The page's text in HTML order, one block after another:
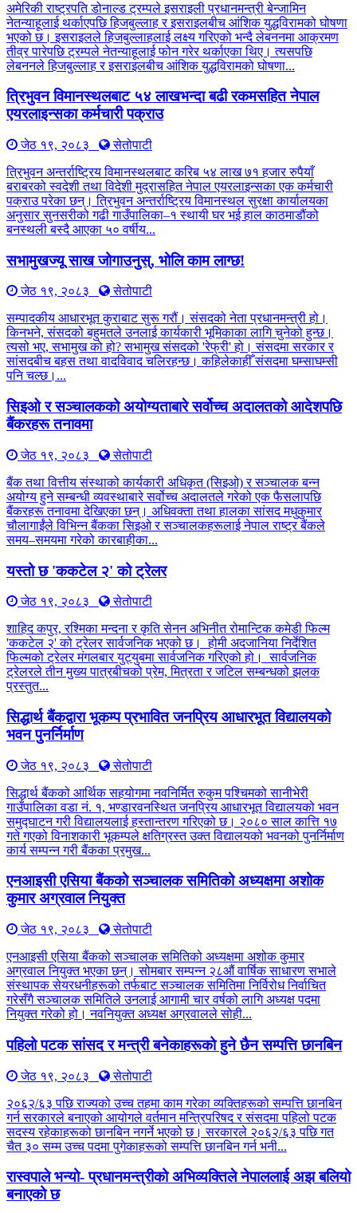
अमेरिकी राष्ट्रपति डोनाल्ड ट्रम्पले इसराइली प्रधानमन्त्री बेन्जामिन
नेतन्याहूलाई थर्काएपछि हिजबुल्लाह र इसराइलबीच आंशिक युद्धविरामको घोषणा
भएको छ। इसराइलले हिजबुल्लाहलाई लक्ष्य गरिएको भन्दै लेबननमा आक्रमण
तीव्र पारेपछि ट्रम्पले नेतन्याहूलाई फोन गरेर थर्काएका थिए। त्यसपछि
लेबननले हिजबुल्लाह र इसराइलबीच आंशिक युद्धविरामको घोषणा...
त्रिभुवन विमानस्थलबाट ५४ लाखभन्दा बढी रकमसहित नेपाल
एयरलाइन्सका कर्मचारी पक्राउ
जेठ १९, २०८३
सेतोपाटी
त्रिभुवन अन्तर्राष्ट्रिय विमानस्थलबाट करिब ५४ लाख ७१ हजार रुपैयाँ
बराबरको स्वदेशी तथा विदेशी मुद्रासहित नेपाल एयरलाइन्सका एक कर्मचारी
पक्राउ परेका छन्। त्रिभुवन अन्तर्राष्ट्रिय विमानस्थल सुरक्षा कार्यालयका
अनुसार सुनसरीको गढी गाउँपालिका–१ स्थायी घर भई हाल काठमाडौंको
बनस्थली बस्दै आएका ५० वर्षीय...
सभामुखज्यू साख जोगाउनुस्, भोलि काम लाग्छ!
जेठ १९, २०८३
सेतोपाटी
सम्पादकीय आधारभूत कुराबाट सुरू गरौं। संसदको नेता प्रधानमन्त्री हो।
किनभने, संसदको बहुमतले उनलाई कार्यकारी भूमिकाका लागि चुनेको हुन्छ।
त्यसो भए, सभामुख को हो? सभामुख संसदको 'रेफ्री' हो। संसदमा सरकार र
सांसदबीच बहस तथा वादविवाद चलिरहन्छ। कहिलेकाहीँ संसदमा घम्साघम्सी
पनि चल्छ।...
सिइओ र सञ्चालकको अयोग्यताबारे सर्वोच्च अदालतको आदेशपछि
बैंकरहरू तनावमा
जेठ १९, २०८३
सेतोपाटी
बैंक तथा वित्तीय संस्थाको कार्यकारी अधिकृत (सिइओ) र सञ्चालक बन्न
अयोग्य हुने सम्बन्धी व्यवस्थाबारे सर्वोच्च अदालतले गरेको एक फैसलापछि
बैंकरहरू तनावमा देखिएका छन्। अधिवक्ता तथा हालका सांसद मधुकुमार
चौलागाईंले विभिन्न बैंकका सिइओ र सञ्चालकहरूलाई नेपाल राष्ट्र बैंकले
समय–समयमा गरेको कारबाहीका...
यस्तो छ 'ककटेल २' को ट्रेलर
जेठ १९, २०८३
सेतोपाटी
शाहिद कपुर, रश्मिका मन्दना र कृति सेनन अभिनीत रोमान्टिक कमेडी फिल्म
'ककटेल २' को ट्रेलर सार्वजनिक भएको छ। होमी अदजानिया निर्देशित
फिल्मको ट्रेलर मंगलबार युट्युबमा सार्वजनिक गरिएको हो। सार्वजनिक
ट्रेलरले तीन मुख्य पात्रबीचको प्रेम, मित्रता र जटिल सम्बन्धको झलक
प्रस्तुत...
सिद्धार्थ बैंकद्वारा भूकम्प प्रभावित जनप्रिय आधारभूत विद्यालयको
भवन पुनर्निर्माण
जेठ १९, २०८३
सेतोपाटी
सिद्धार्थ बैंकको आर्थिक सहयोगमा नवनिर्मित रुकुम पश्चिमको सानीभेरी
गाउँपालिका वडा नं. १, भण्डारवनस्थित जनप्रिय आधारभूत विद्यालयको भवन
समुद्घाटन गरी विद्यालयलाई हस्तान्तरण गरिएको छ। २०८० साल कात्ति १७
गते गएको विनाशकारी भूकम्पले क्षतिग्रस्त उक्त विद्यालयको भवनको पुनर्निर्माण
कार्य सम्पन्न गरी बैंकका प्रमुख...
एनआइसी एसिया बैंकको सञ्चालक समितिको अध्यक्षमा अशोक
कुमार अग्रवाल नियुक्त
जेठ १९, २०८३
सेतोपाटी
एनआइसी एसिया बैंकको सञ्चालक समितिको अध्यक्षमा अशोक कुमार
अग्रवाल नियुक्त भएका छन्। सोमबार सम्पन्न २८औं वार्षिक साधारण सभाले
संस्थापक सेयरधनीहरूको तर्फबाट सञ्चालक समितिमा निर्विरोध निर्वाचित
गरेसँगै सञ्चालक समितिले उनलाई आगामी चार वर्षको लागि अध्यक्ष पदमा
नियुक्त गरेको हो। नवनियुक्त अध्यक्ष अग्रवालले सोही...
पहिलो पटक सांसद र मन्त्री बनेकाहरूको हुने छैन सम्पत्ति छानबिन
जेठ १९, २०८३
सेतोपाटी
२०६२/६३ पछि राज्यको उच्च तहमा काम गरेका व्यक्तिहरूको सम्पत्ति छानबिन
गर्न सरकारले बनाएको आयोगले वर्तमान मन्त्रिपरिषद र संसदमा पहिलो पटक
सदस्य रहेकाहरूको छानबिन नगर्ने भएको छ। सरकारले २०६२/६३ पछि गत
चैत ३० सम्म उच्च पदमा पुगेकाहरूको सम्पत्ति छानबिन गर्न भनी...
रास्वपाले भन्यो- प्रधानमन्त्रीको अभिव्यक्तिले नेपाललाई अझ बलियो
बनाएको छ